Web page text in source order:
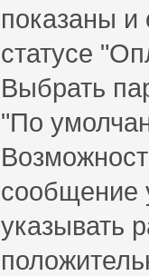
показаны и
статусе
Выбрать
"По
сообщение
указывать